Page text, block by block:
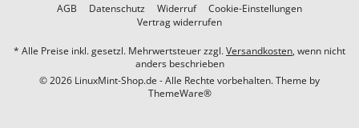
AGB Datenschutz Widerruf
Cookie-Einstellungen
Vertrag widerrufen
* Alle Preise inkl. gesetzl. Mehrwertsteuer zzgl.Versandkosten, wenn nicht
anders beschrieben
© 2026 LinuxMint-Shop.de - Alle Rechte vorbehalten. Theme by
ThemeWare®